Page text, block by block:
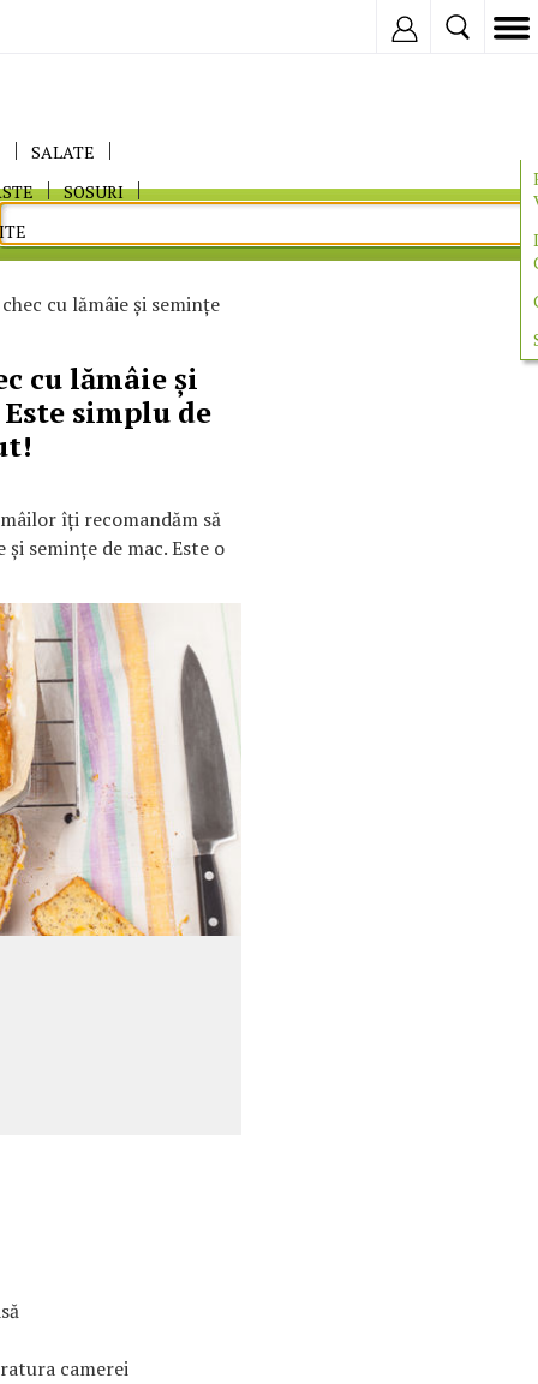
SALATE
SOSURI
cu lămâie şi seminţe
cu lămâie şi
simplu de
îţi recomandăm să
seminţe de mac. Este o
camerei